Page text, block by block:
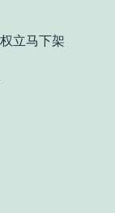
立马下架